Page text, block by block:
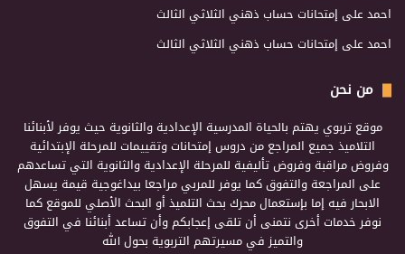
احمدعلى إمتحانات حساب ذهني الثلاثي الثالث
احمدعلى إمتحانات حساب ذهني الثلاثي الثالث
من نحن
موقع تربوي يهتم بالحياة المدرسية الإعدادية والثانوية حيث يوفر لأبنائنا
التلاميذ جميع المراجع من دروس إمتحانات وتقييمات للمرحلة الإبتدائية
وفروض مراقبة وفروض تأليفية للمرحلة الإعدادية والثانوية التي تساعدهم
على المراجعة والتفوق كما يوفر للمربي مراجعا بيداغوجية قيمة يسهل
الابحار فيه إما بإستعمال محرك بحث التلميذ أو البحث الأصلي للموقع كما
نوفر خدمات أخرى نتمنى أن تلقى إعجابكم وأن تساعد أبنائنا في التفوق
والتميز في مسيرتهم التربوية بحول الله